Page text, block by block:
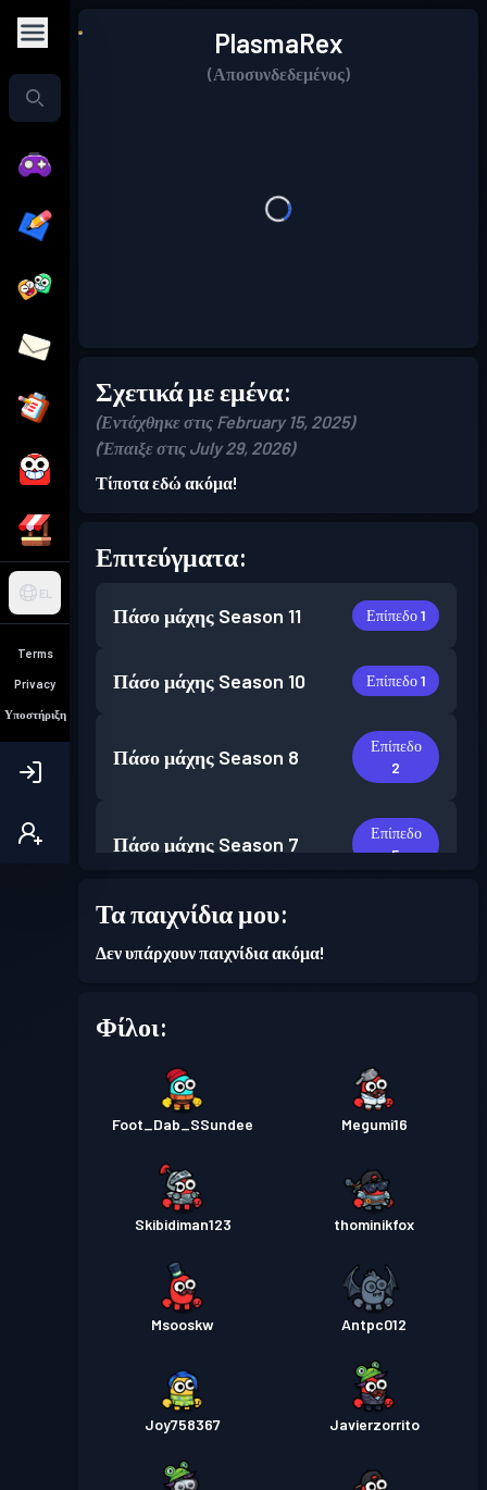
EL
Terms
Privacy
Υποστήριξη
PlasmaRex
(Αποσυνδεδεμένος)
Σχετικά με εμένα:
(Εντάχθηκε στις February 15, 2025)
(Έπαιξε στις July 29, 2026)
Τίποτα εδώ ακόμα!
Επιτεύγματα:
Πάσο μάχης Season 11 Επίπεδο 1
Πάσο μάχης Season 10 Επίπεδο 1
Πάσο μάχης Season 8
Επίπεδο
2
Πάσο μάχης Season 7
Επίπεδο
5
Πάσο μάχηςSeason 3
Πάσο μάχης
Τα παιχνίδια μου:
Δεν υπάρχουν παιχνίδια ακόμα!
Φίλοι:
Foot_Dab_SSundee Megumi16
Skibidiman123 thominikfox
Msooskw Antpc012
Joy758367 Javierzorrito